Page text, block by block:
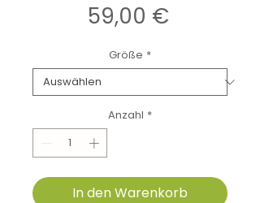
59,00 €Preis
Größe *
Anzahl *
In den Warenkorb